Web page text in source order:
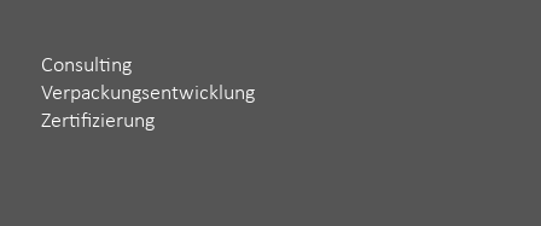
Consulting
Verpackungsentwicklung
Zertifizierung